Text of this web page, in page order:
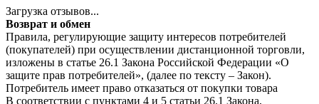
Загрузка отзывов...
Возврат и обмен
Правила, регулирующие защиту интересов потребителей
(покупателей) при осуществлении дистанционной торговли,
изложены в статье 26.1 Закона Российской Федерации «О
защите прав потребителей», (далее по тексту – Закон).
Потребитель имеет право отказаться от покупки товара
В соответствии с пунктами 4 и 5 статьи 26.1 Закона,